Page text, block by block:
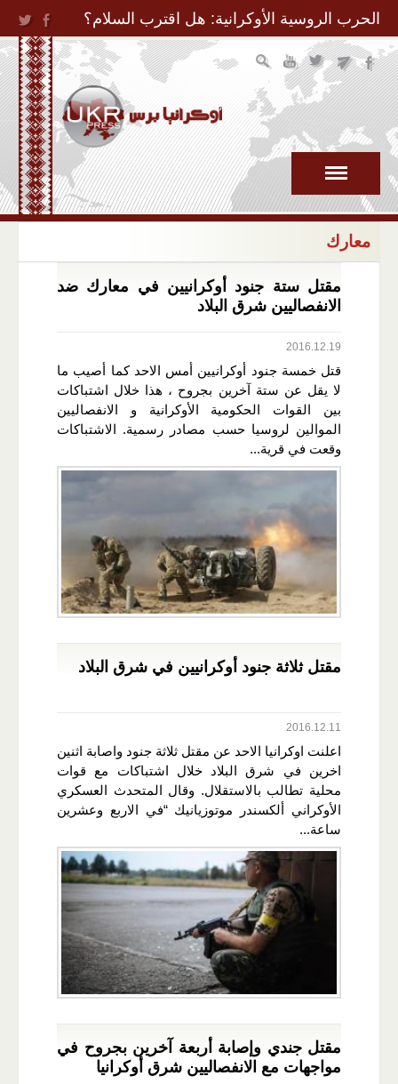
Jump to Navigation
الحرب الروسية الأوكرانية: هل اقترب السلام؟
معارك
مقتل ستة جنود أوكرانيين في معارك ضد
الانفصاليين شرق البلاد
2016.12.19
قتل خمسة جنود أوكرانيين أمس الاحد كما أصيب ما
لا يقل عن ستة آخرين بجروح ، هذا خلال اشتباكات
بين القوات الحكومية الأوكرانية و الانفصاليين
الموالين لروسيا حسب مصادر رسمية. الاشتباكات
وقعت في قرية...
مقتل ثلاثة جنود أوكرانيين في شرق البلاد
2016.12.11
اعلنت اوكرانيا الاحد عن مقتل ثلاثة جنود واصابة اثنين
اخرين في شرق البلاد خلال اشتباكات مع قوات
محلية تطالب بالاستقلال. وقال المتحدث العسكري
الأوكراني ألكسندر موتوزيانيك “في الاربع وعشرين
ساعة...
مقتل جندي وإصابة أربعة آخرين بجروح في
مواجهات مع الانفصاليين شرق أوكرانيا